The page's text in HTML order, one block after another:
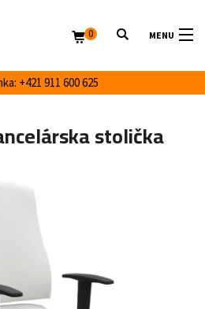
MENU
+421 911 600 625
0
stolička